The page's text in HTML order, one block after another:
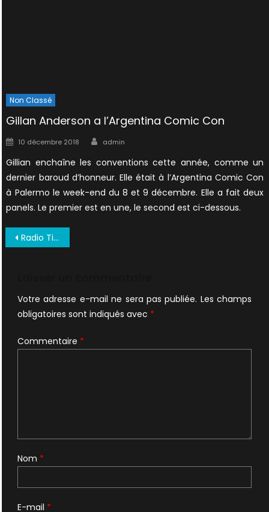
Non Classé
Gillan Anderson a l’Argentina Comic Con
Posted
10 décembre 2018 Author
admin
Gillian enchaîne les conventions cette année, comme un
dernier baroud d’honneur. Elle était à l’Argentina Comic Con
à Palermo le week-end du 8 et 9 décembre. Elle a fait deux
panels. Le premier est en une, le second est ci-dessous.
Navigation
Radio Times 1996 B
Votre adresse e-mail ne sera pas publiée. Les champs
obligatoires sont indiqués avec *
Commentaire *
Nom *
E-mail *